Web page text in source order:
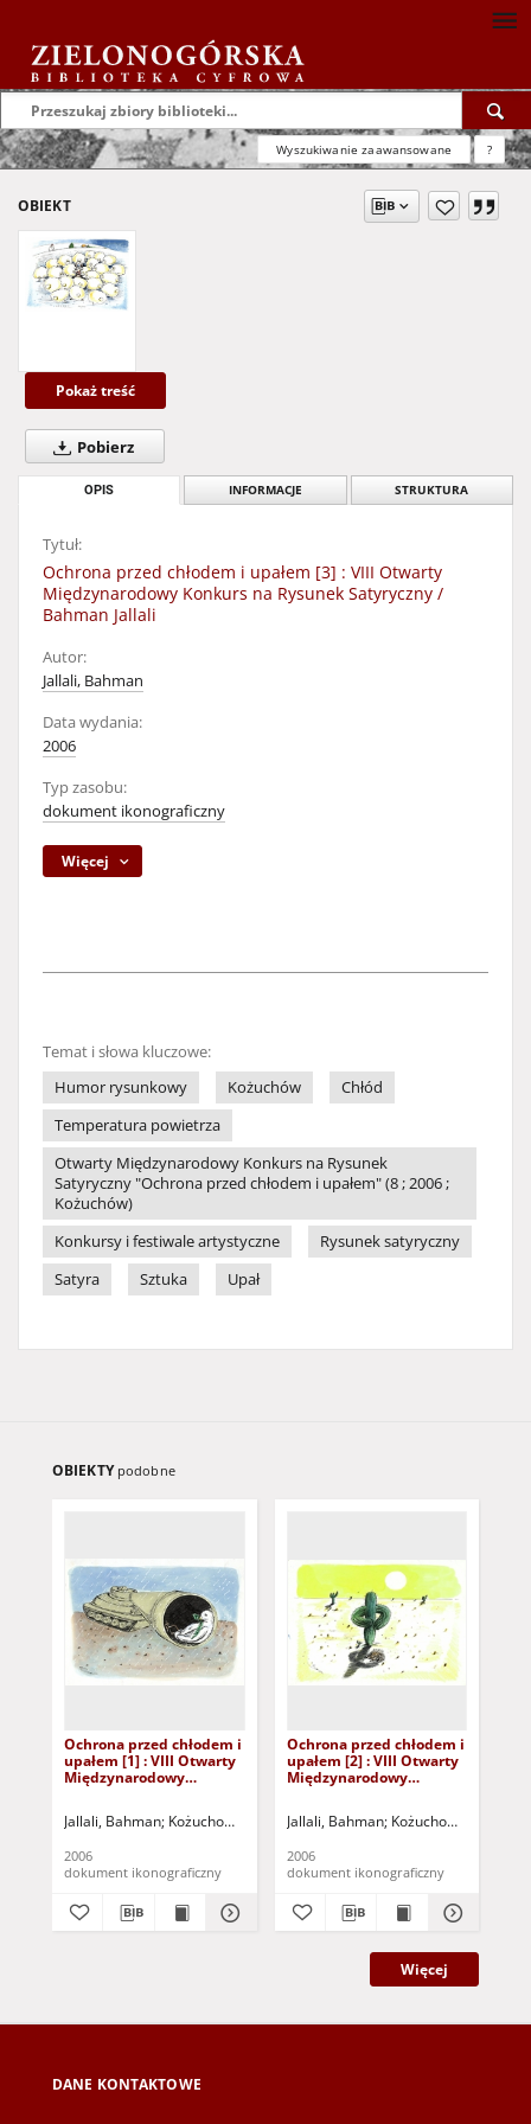
Wyszukiwanie zaawansowane ?
OBIEKT
Pokaż treść
Pobierz
OPIS INFORMACJE STRUKTURA
Tytuł:
Ochrona przed chłodem i upałem [3] : VIII Otwarty
Międzynarodowy Konkurs na Rysunek Satyryczny /
Bahman Jallali
Autor:
Jallali, Bahman
Data wydania:
2006
Typ zasobu:
dokument ikonograficzny
Więcej
Temat i słowa kluczowe:
Humor rysunkowy
Kożuchów
Chłód
Temperatura powietrza
Otwarty Międzynarodowy Konkurs na Rysunek
Satyryczny "Ochrona przed chłodem i upałem" (8 ; 2006 ;
Kożuchów)
Konkursy i festiwale artystyczne
Rysunek satyryczny
Satyra
Sztuka Upał
OBIEKTY podobne
Ochrona przed chłodem i
upałem [1] : VIII Otwarty
Międzynarodowy
Satyryczny / Bahman
Jallali
Jallali, Bahman Kożuchowski Ośrodek Kultury i Sportu "Zamek"
2006
dokument ikonograficzny
Ochrona przed chłodem i
upałem [2] : VIII Otwarty
Międzynarodowy
Satyryczny / Bahman
Jallali
Jallali, Bahman Kożuchowski
2006
dokument ikonograficzny
Więcej
DANE KONTAKTOWE